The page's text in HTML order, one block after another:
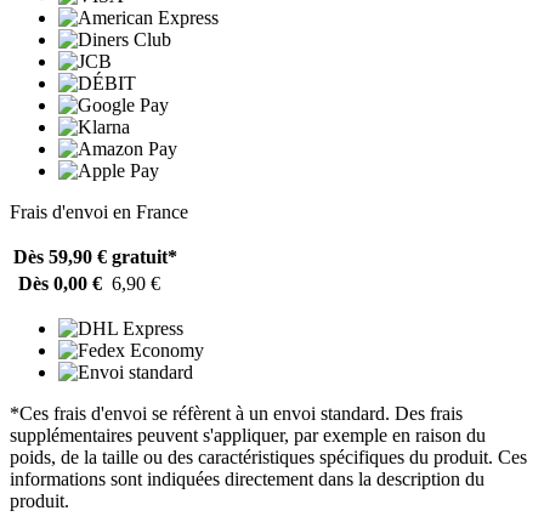
Frais d'envoi en France
Dès 59,90 € gratuit*
Dès 0,00 € 6,90 €
*Ces frais d'envoi se réfèrent à un envoi standard. Des frais
supplémentaires peuvent s'appliquer, par exemple en raison du
poids, de la taille ou des caractéristiques spécifiques du produit. Ces
informations sont indiquées directement dans la description du
produit.